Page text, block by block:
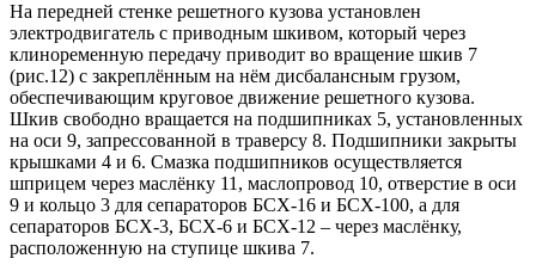
На передней стенке решетного кузова установлен
электродвигатель с приводным шкивом, который через
клиноременную передачу приводит во вращение шкив 7
(рис.12) с закреплённым на нём дисбалансным грузом,
обеспечивающим круговое движение решетного кузова.
Шкив свободно вращается на подшипниках 5, установленных
на оси 9, запрессованной в траверсу 8. Подшипники закрыты
крышками 4 и 6. Смазка подшипников осуществляется
шприцем через маслёнку 11, маслопровод 10, отверстие в оси
9 и кольцо 3 для сепараторов БСХ-16 и БСХ-100, а для
сепараторов БСХ-3, БСХ-6 и БСХ-12 – через маслёнку,
расположенную на ступице шкива 7.